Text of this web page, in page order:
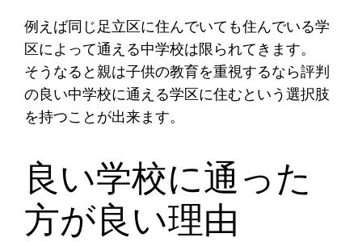
例えば同じ足立区に住んでいても住んでいる学
区によって通える中学校は限られてきます。
そうなると親は子供の教育を重視するなら評判
の良い中学校に通える学区に住むという選択肢
を持つことが出来ます。
良い学校に通った
方が良い理由